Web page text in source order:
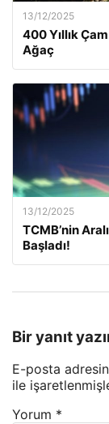
13/12/2025
400 Yıllık
Ağaç
13/12/2025
TCMB’nin
Başladı!
Bir yanıt
E-posta
ile
Yorum *